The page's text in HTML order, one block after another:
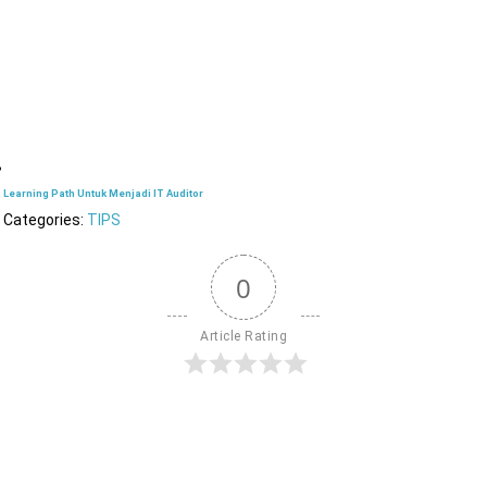
Learning Path Untuk Menjadi IT Auditor
Categories: TIPS
0
Article Rating